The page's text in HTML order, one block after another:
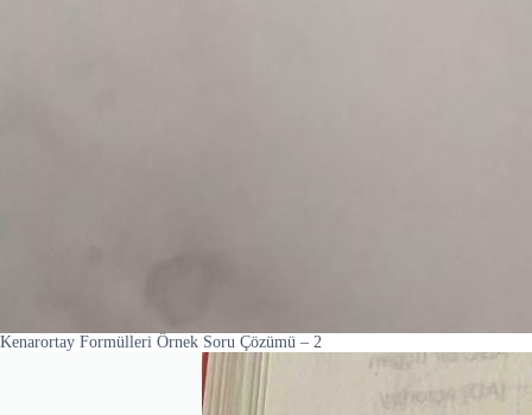
Kenarortay Formülleri Örnek Soru Çözümü – 2